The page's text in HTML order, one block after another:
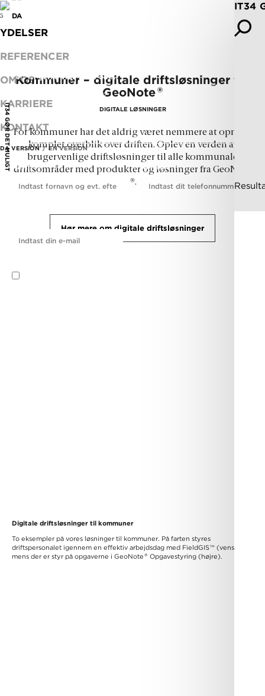
YDELSER
REFERENCER
OM OS
KARRIERE
KONTAKT
DA VERSION EN VERSION
DA
Kommuner – digitale driftsløsninger fra
GeoNote®
DIGITALE LØSNINGER
For kommuner har det aldrig været nemmere at opnå et
komplet overblik over driften. Oplev en verden af
brugervenlige driftsløsninger til alle kommunale
driftsområder med produkter og løsninger fra GeoNote
®.
IT34 GØR DET MULIGT
Hør mere om digitale driftsløsninger
Digitale driftsløsninger til kommuner
To eksempler på vores løsninger til kommuner. På farten styres
driftspersonalet igennem en effektiv arbejdsdag med FieldGIS™ (venstre),
mens der er styr på opgaverne i GeoNote® Opgavestyring (højre).
IT34
BLIV KONTAKTET
Det koster ikke noget at spørge.
Jeg vil gerne vide mere om...
Navn Telefon*